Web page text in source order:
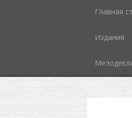
Главная
Издания